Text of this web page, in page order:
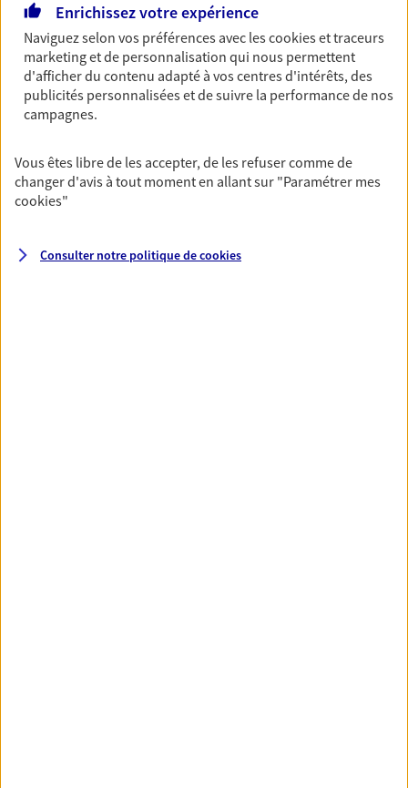
Préparez sereinement ce nouveau chapitre de
votre vie avec les conseils d'un expert. Découvrez
notre solution PER (Plan Epargne Retraite)
spécialement conçue pour la retraite.
Couvrez vos dépenses de santé ainsi que celles de
votre famille avec la complémentaire santé qui
vous ressemble.
Prévoyance
Enrichissez votre expérience
Naviguez selon vos préférences avec lescookies et traceurs
marketing et de personnalisation qui nous permettent
d'afficher du contenu adapté à vos centres d'intérêts, des
publicités personnalisées et de suivre la performance de nos
campagnes.
Vous êtes libre de les accepter, de les refuser comme de
changer d'avis à tout moment en allant sur "Paramétrer mes
cookies"
Consulter notre politique decookies